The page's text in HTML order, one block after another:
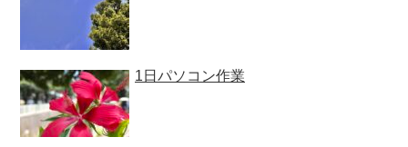
1日パソコン作業